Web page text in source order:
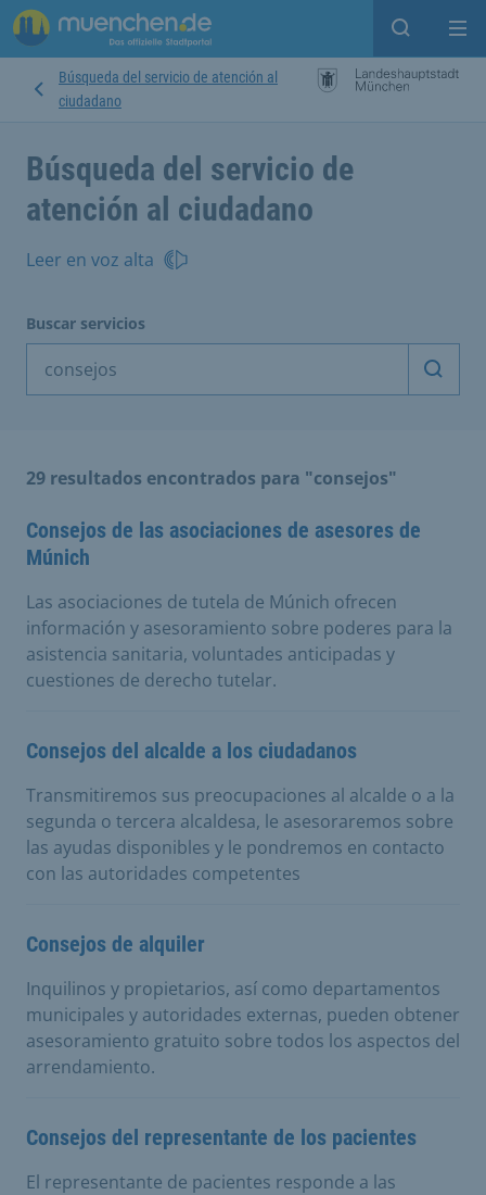
Open
Búsqueda del servicio de atención al
ciudadano
Búsqueda del servicio de
atención al ciudadano
Leer en voz alta
Buscar servicios
29 resultados encontrados para "consejos"
Consejos de las asociaciones de asesores de
Múnich
Las asociaciones de tutela de Múnich ofrecen
información y asesoramiento sobre poderes para la
asistencia sanitaria, voluntades anticipadas y
cuestiones de derecho tutelar.
Consejos del alcalde a los ciudadanos
Transmitiremos sus preocupaciones al alcalde o a la
segunda o tercera alcaldesa, le asesoraremos sobre
las ayudas disponibles y le pondremos en contacto
con las autoridades competentes
Consejos de alquiler
Inquilinos y propietarios, así como departamentos
municipales y autoridades externas, pueden obtener
asesoramiento gratuito sobre todos los aspectos del
arrendamiento.
Consejos del representante de los pacientes
El representante de pacientes responde a las